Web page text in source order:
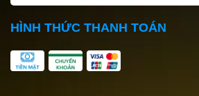
HÌNH THỨC THANH TOÁN